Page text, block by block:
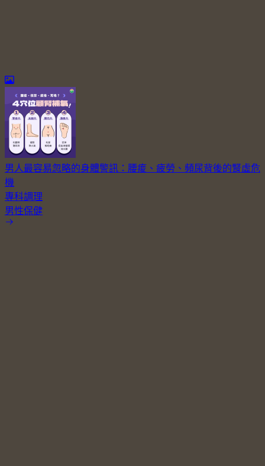
男人最容易忽略的身體警訊：腰痠、疲勞、頻尿背後的腎虛危
機
專科調理
男性保健